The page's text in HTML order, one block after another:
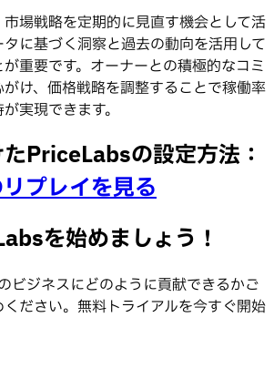
場戦略を定期的に見直す機会として活
に基づく洞察と過去の動向を活用して
重要です。オーナーとの積極的なコミ
け、価格戦略を調整することで稼働率
実現できます。
PriceLabsの設定方法：
プレイを見る
を始めましょう！
ビジネスにどのように貢献できるかご
ださい。無料トライアルを今すぐ開始